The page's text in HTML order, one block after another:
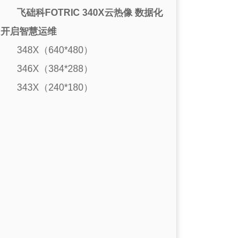
飞础科FOTRIC 340X云热像 数据化
开启智慧运维
348X（640*480）
346X（384*288）
343X（240*180）